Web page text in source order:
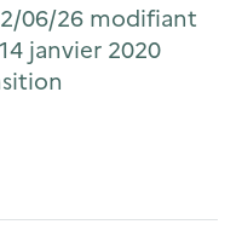
06/26 modifiant
janvier 2020